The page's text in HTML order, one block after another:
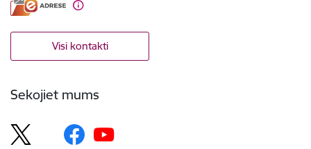
Visi kontakti
Sekojiet mums